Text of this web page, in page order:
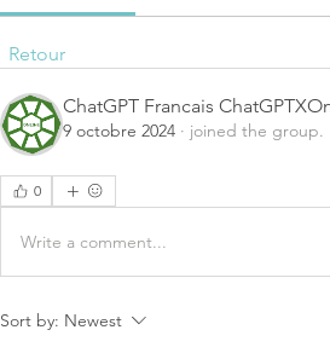
Retour
ChatGPT Francais
9 octobre 2024 · joined the group.
0
Write a comment...
Sort by: Newest